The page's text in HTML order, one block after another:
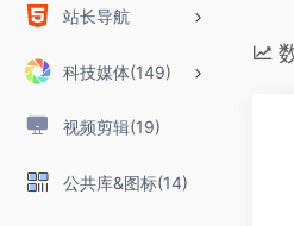
站长导航
科技媒体(149)
视频剪辑(19)
公共库&图标(14)